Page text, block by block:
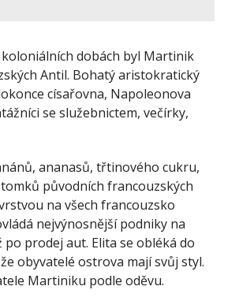
dobách byl Martinik
Antil. Bohatý aristokratický
císařovna, Napoleonova
se služebnictem, večírky,
ananasů, třtinového cukru,
původních francouzských
na všech francouzsko
nejvýnosnější podniky na
prodej aut. Elita se obléká do
obyvatelé ostrova mají svůj styl.
Martiniku podle oděvu.